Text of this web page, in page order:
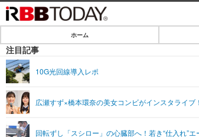
IT・デジタル
ショ
SPEED TEST
エンタメ
ホーム
注目記事
10G光回線導入レポ
広瀬すず×橋本環奈の美女コンビがインスタライブ
回転ずし「スシロー」の心臓部へ！若き“仕入れ”エ